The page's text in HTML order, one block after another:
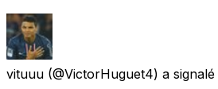
vituuu (@VictorHuguet4) a signalé